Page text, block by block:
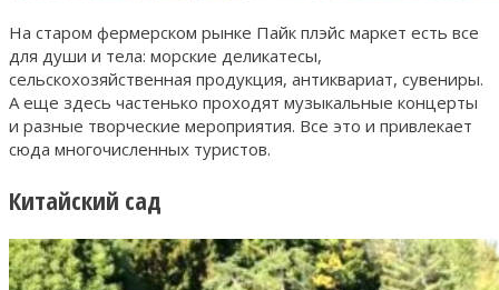
На старом фермерском рынке Пайк плэйс маркет есть все
для души и тела: морские деликатесы,
сельскохозяйственная продукция, антиквариат, сувениры.
А еще здесь частенько проходят музыкальные концерты
и разные творческие мероприятия. Все это и привлекает
сюда многочисленных туристов.
Китайский сад